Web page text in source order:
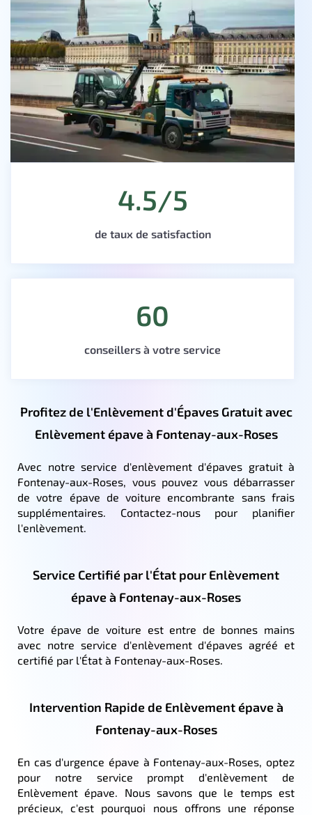
4.5/5
de taux de satisfaction
60
conseillers à votre service
Profitez de l'Enlèvement d'Épaves Gratuit avec
Enlèvement épave à Fontenay-aux-Roses
Avec notre service d'enlèvement d'épaves gratuit à
Fontenay-aux-Roses, vous pouvez vous débarrasser
de votre épave de voiture encombrante sans frais
supplémentaires. Contactez-nous pour planifier
l'enlèvement.
Service Certifié par l'État pour Enlèvement
épave à Fontenay-aux-Roses
Votre épave de voiture est entre de bonnes mains
avec notre service d'enlèvement d'épaves agréé et
certifié par l'État à Fontenay-aux-Roses.
Intervention Rapide de Enlèvement épave à
Fontenay-aux-Roses
En cas d'urgence épave à Fontenay-aux-Roses, optez
pour notre service prompt d'enlèvement de
Enlèvement épave. Nous savons que le temps est
précieux, c'est pourquoi nous offrons une réponse